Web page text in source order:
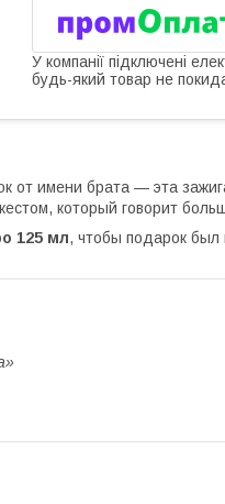
У компанії підключені
будь-який товар не
от имени брата — эта
который говорит
125 мл, чтобы подарок был